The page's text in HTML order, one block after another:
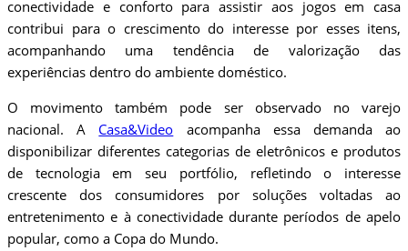
conectividade e conforto para assistir aos jogos em casa
contribui para o crescimento do interesse por esses itens,
acompanhando uma tendência de valorização das
experiências dentro do ambiente doméstico.
O movimento também pode ser observado no varejo
nacional. A Casa&Video acompanha essa demanda ao
disponibilizar diferentes categorias de eletrônicos e produtos
de tecnologia em seu portfólio, refletindo o interesse
crescente dos consumidores por soluções voltadas ao
entretenimento e à conectividade durante períodos de apelo
popular, como a Copa do Mundo.